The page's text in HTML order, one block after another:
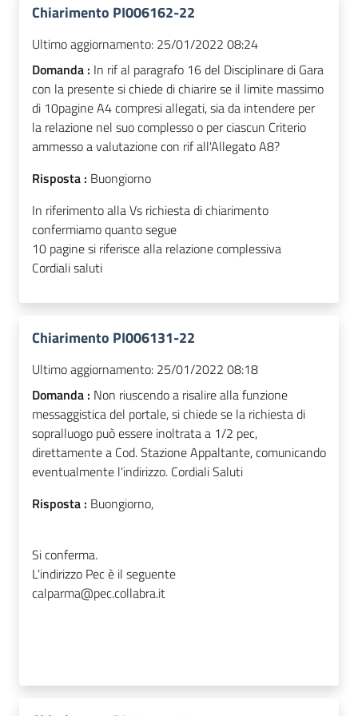
Chiarimento PI006162-22
Ultimo aggiornamento: 25/01/2022 08:24
Domanda : In rif al paragrafo 16 del Disciplinare di Gara
con la presente si chiede di chiarire se il limite massimo
di 10pagine A4 compresi allegati, sia da intendere per
la relazione nel suo complesso o per ciascun Criterio
ammesso a valutazione con rif all'Allegato A8?
Risposta : Buongiorno
In riferimento alla Vs richiesta di chiarimento
confermiamo quanto segue
10 pagine si riferisce alla relazione complessiva
Cordiali saluti
Chiarimento PI006131-22
Ultimo aggiornamento: 25/01/2022 08:18
Domanda : Non riuscendo a risalire alla funzione
messaggistica del portale, si chiede se la richiesta di
sopralluogo può essere inoltrata a 1/2 pec,
direttamente a Cod. Stazione Appaltante, comunicando
eventualmente l'indirizzo. Cordiali Saluti
Risposta : Buongiorno,
Si conferma.
L'indirizzo Pec è il seguente
calparma@pec.collabra.it